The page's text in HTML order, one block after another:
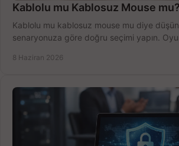
Kablolu mu Kablosuz Mouse mu?
Kablolu mu kablosuz mouse mu diye
senaryonuza göre doğru seçimi yapın.
8 Haziran 2026